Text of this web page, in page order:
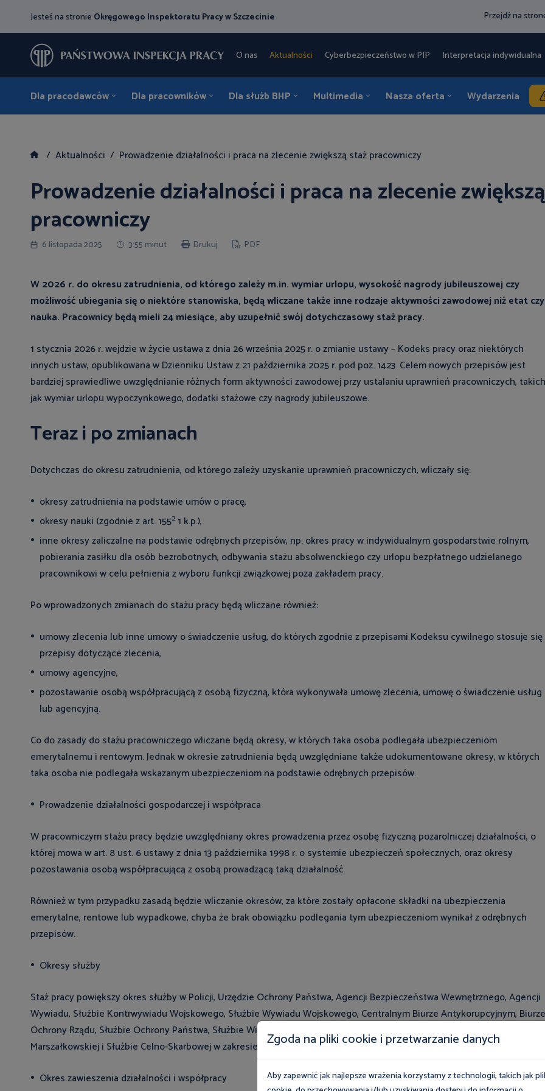
Jesteś na stronie Okręgowego Inspektoratu Pracy w Szczecinie Przejdź na
O nas Aktualności Cyberbezpieczeństwo w PIP Interpretacja indywidualna
Dla pracodawców Dla pracowników Dla służb BHP Multimedia Nasza oferta Wydarzenia
Aktualności Prowadzenie działalności i praca na zlecenie zwiększą staż pracowniczy
Prowadzenie działalności i praca na zlecenie
pracowniczy
6 listopada 2025 3:55 minut Drukuj PDF
W 2026 r. do okresu zatrudnienia, od którego zależy m.in. wymiar urlopu, wysokość nagrody jubileuszowej czy
możliwość ubiegania się o niektóre stanowiska, będą wliczane także inne rodzaje aktywności zawodowej niż etat czy
nauka. Pracownicy będą mieli 24 miesiące, aby uzupełnić swój dotychczasowy staż pracy.
1 stycznia 2026 r. wejdzie w życie ustawa z dnia 26 września 2025 r. o zmianie ustawy – Kodeks pracy oraz niektórych
innych ustaw, opublikowana w Dzienniku Ustaw z 21 października 2025 r. pod poz. 1423. Celem nowych przepisów jest
bardziej sprawiedliwe uwzględnianie różnych form aktywności zawodowej przy ustalaniu uprawnień pracowniczych, takich
jak wymiar urlopu wypoczynkowego, dodatki stażowe czy nagrody jubileuszowe.
Teraz i po zmianach
Dotychczas do okresu zatrudnienia, od którego zależy uzyskanie uprawnień pracowniczych, wliczały się:
okresy zatrudnienia na podstawie umów o pracę,
okresy nauki (zgodnie z art. 1552 1 k.p.),
inne okresy zaliczalne na podstawie odrębnych przepisów, np. okres pracy w indywidualnym gospodarstwie rolnym,
pobierania zasiłku dla osób bezrobotnych, odbywania stażu absolwenckiego czy urlopu bezpłatnego udzielanego
pracownikowi w celu pełnienia z wyboru funkcji związkowej poza zakładem pracy.
Po wprowadzonych zmianach do stażu pracy będą wliczane również:
umowy zlecenia lub inne umowy o świadczenie usług, do których zgodnie z przepisami Kodeksu cywilnego stosuje się
przepisy dotyczące zlecenia,
umowy agencyjne,
pozostawanie osobą współpracującą z osobą fizyczną, która wykonywała umowę zlecenia, umowę o świadczenie usług
lub agencyjną.
Co do zasady do stażu pracowniczego wliczane będą okresy, w których taka osoba podlegała ubezpieczeniom
emerytalnemu i rentowym. Jednak w okresie zatrudnienia będą uwzględniane także udokumentowane okresy, w których
taka osoba nie podlegała wskazanym ubezpieczeniom na podstawie odrębnych przepisów.
Prowadzenie działalności gospodarczej i współpraca
W pracowniczym stażu pracy będzie uwzględniany okres prowadzenia przez osobę fizyczną pozarolniczej działalności, o
której mowa w art. 8 ust. 6 ustawy z dnia 13 października 1998 r. o systemie ubezpieczeń społecznych, oraz okresy
pozostawania osobą współpracującą z osobą prowadzącą taką działalność.
Również w tym przypadku zasadą będzie wliczanie okresów, za które zostały opłacone składki na ubezpieczenia
emerytalne, rentowe lub wypadkowe, chyba że brak obowiązku podlegania tym ubezpieczeniom wynikał z odrębnych
przepisów.
Okresy służby
Staż pracy powiększy okres służby w Policji, Urzędzie Ochrony Państwa, Agencji Bezpieczeństwa Wewnętrznego, Agencji
Wywiadu, Służbie Kontrwywiadu Wojskowego, Służbie Wywiadu Wojskowego, Centralnym Biurze Antykorupcyjnym, Biurze
Ochrony Rządu, Służbie Ochrony Państwa, Służbie Więziennej, Straży Granicznej, Państwowej Straży Pożarnej, Straży
Marszałkowskiej i Służbie Celno-Skarbowej w zakresie i na zasadach przewidzianych odrębnymi przepisami.
Okres zawieszenia działalności i współpracy
Zgoda na pliki cookie i przetwarzanie danych
Aby zapewnić jak najlepsze wrażenia korzystamy z technologii, takich jak